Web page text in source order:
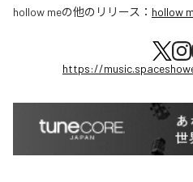
hollow meの他のリリース： hollow
https://